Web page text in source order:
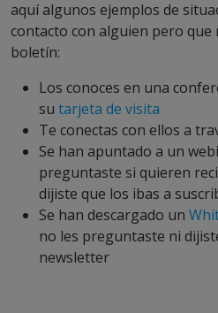
aquí algunos ejemplos de
contacto con alguien pero
boletín:
Los conoces en una
su tarjeta de visita
Te conectas con ellos a
Se han apuntado a un
preguntaste si quieren
dijiste que los ibas a
Se han descargado un
no les preguntaste ni
newsletter